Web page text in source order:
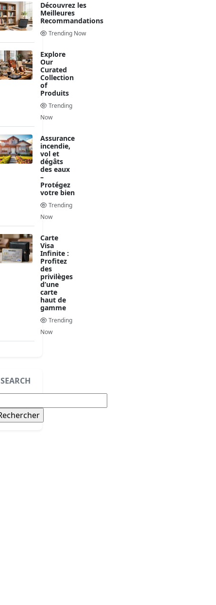
Découvrez les
Meilleures
Recommandations
Trending Now
Explore
Our
Curated
Collection
of
Produits
Trending
Now
Assurance
incendie,
vol et
dégâts
des eaux
–
Protégez
votre bien
Trending
Now
Carte
Visa
Infinite :
Profitez
des
privilèges
d’une
carte
haut de
gamme
Trending
Now
SEARCH